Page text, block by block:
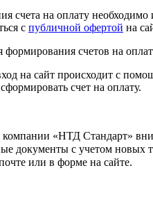
счета на оплату
с публичной офертой на
формирования счетов на
на сайт происходит с
счет на оплату.
«НТД Стандарт»
документы с учетом новых
или в форме на сайте.